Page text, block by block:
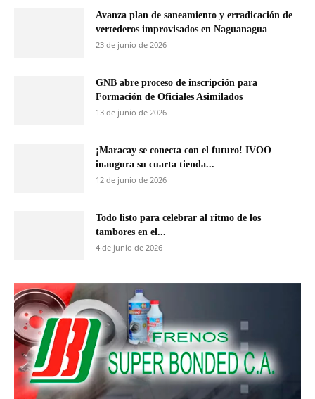
Avanza plan de saneamiento y erradicación de
vertederos improvisados en Naguanagua
23 de junio de 2026
GNB abre proceso de inscripción para
Formación de Oficiales Asimilados
13 de junio de 2026
¡Maracay se conecta con el futuro! IVOO
inaugura su cuarta tienda...
12 de junio de 2026
Todo listo para celebrar al ritmo de los
tambores en el...
4 de junio de 2026